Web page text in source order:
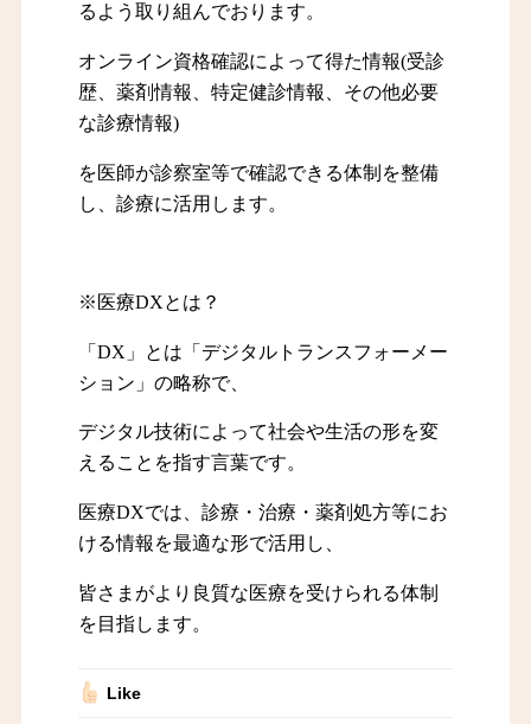
るよう取り組んでおります。
オンライン資格確認によって得た情報(受診
歴、薬剤情報、特定健診情報、その他必要
な診療情報)
を医師が診察室等で確認できる体制を整備
し、診療に活用します。
※医療DXとは？
「DX」とは「デジタルトランスフォーメー
ション」の略称で、
デジタル技術によって社会や生活の形を変
えることを指す言葉です。
医療DXでは、診療・治療・薬剤処方等にお
ける情報を最適な形で活用し、
皆さまがより良質な医療を受けられる体制
を目指します。
Like